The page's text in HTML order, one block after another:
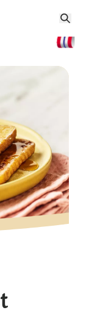
0.0. Click to rate.